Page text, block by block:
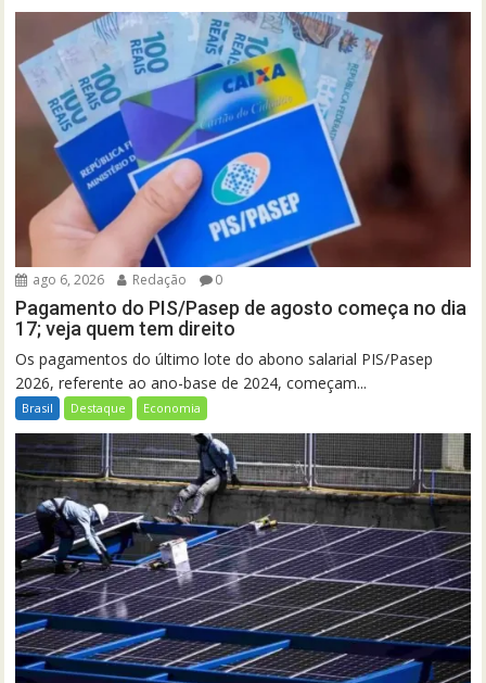
ago 6, 2026 Redação 0
Pagamento do PIS/Pasep de agosto começa no dia
17; veja quem tem direito
Os pagamentos do último lote do abono salarial PIS/Pasep
2026, referente ao ano-base de 2024, começam...
Brasil Destaque Economia